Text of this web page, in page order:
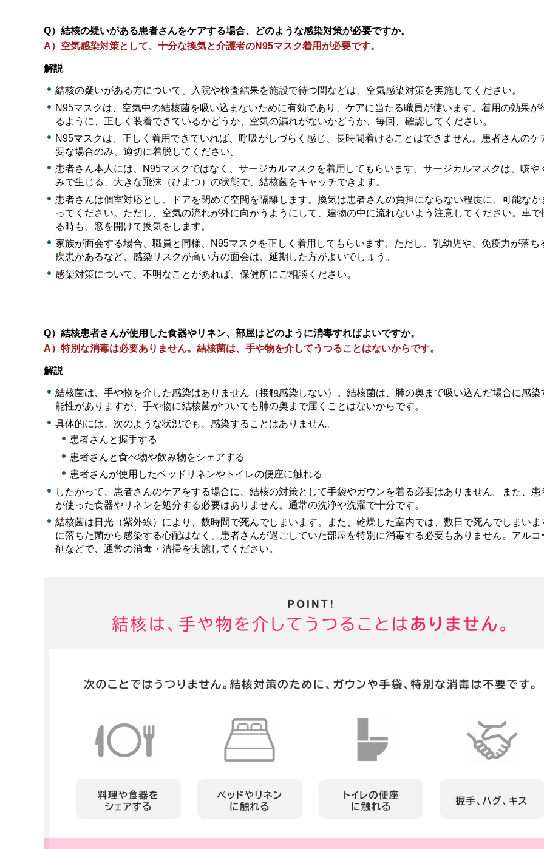
Q）結核の疑いがある患者さんをケアする場合、どのような感染対策が必要ですか。
A）空気感染対策として、十分な換気と介護者のN95マスク着用が必要です。
解説
結核の疑いがある方について、入院や検査結果を施設で待つ間などは、空気感染対策を実施してください。
N95マスクは、空気中の結核菌を吸い込まないために有効であり、ケアに当たる職員が使います。着用の効果が
るように、正しく装着できているかどうか、空気の漏れがないかどうか、毎回、確認してください。
N95マスクは、正しく着用できていれば、呼吸がしづらく感じ、長時間着けることはできません。患者さんのケ
要な場合のみ、適切に着脱してください。
患者さん本人には、N95マスクではなく、サージカルマスクを着用してもらいます。サージカルマスクは、咳や
みで生じる、大きな飛沫（ひまつ）の状態で、結核菌をキャッチできます。
患者さんは個室対応とし、ドアを閉めて空間を隔離します。換気は患者さんの負担にならない程度に、可能なか
ってください。ただし、空気の流れが外に向かうようにして、建物の中に流れないよう注意してください。車で
る時も、窓を開けて換気をします。
家族が面会する場合、職員と同様、N95マスクを正しく着用してもらいます。ただし、乳幼児や、免疫力が落ち
疾患があるなど、感染リスクが高い方の面会は、延期した方がよいでしょう。
感染対策について、不明なことがあれば、保健所にご相談ください。
Q）結核患者さんが使用した食器やリネン、部屋はどのように消毒すればよいですか。
A）特別な消毒は必要ありません。結核菌は、手や物を介してうつることはないからです。
解説
結核菌は、手や物を介した感染はありません（接触感染しない）。結核菌は、肺の奥まで吸い込んだ場合に感染
能性がありますが、手や物に結核菌がついても肺の奥まで届くことはないからです。
具体的には、次のような状況でも、感染することはありません。
患者さんと握手する
患者さんと食べ物や飲み物をシェアする
患者さんが使用したベッドリネンやトイレの便座に触れる
したがって、患者さんのケアをする場合に、結核の対策として手袋やガウンを着る必要はありません。また、患
が使った食器やリネンを処分する必要はありません。通常の洗浄や洗濯で十分です。
結核菌は日光（紫外線）により、数時間で死んでしまいます。また、乾燥した室内では、数日で死んでしまいま
に落ちた菌から感染する心配はなく、患者さんが過ごしていた部屋を特別に消毒する必要もありません。アルコ
剤などで、通常の消毒・清掃を実施してください。